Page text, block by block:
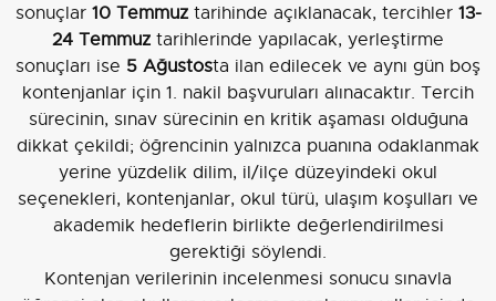
sonuçlar 10 Temmuztarihinde açıklanacak, tercihler 13-
24 Temmuz tarihlerinde yapılacak, yerleştirme
sonuçları ise 5 Ağustosta ilan edilecek ve aynı gün boş
kontenjanlar için 1. nakil başvuruları alınacaktır. Tercih
sürecinin, sınav sürecinin en kritik aşaması olduğuna
dikkat çekildi; öğrencinin yalnızca puanına odaklanmak
yerine yüzdelik dilim, il/ilçe düzeyindeki okul
seçenekleri, kontenjanlar, okul türü, ulaşım koşulları ve
akademik hedeflerin birlikte değerlendirilmesi
gerektiği söylendi.
Kontenjan verilerinin incelenmesi sonucu sınavla